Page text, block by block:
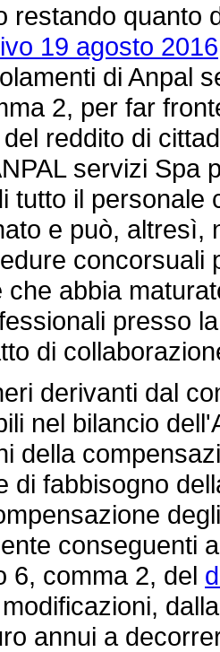
quanto
19 agosto
di Anpal
2, per far
reddito di
servizi Spa
tutto il
e può, altresì,
concorsuali
che abbia
presso
di
derivanti dal
nel bilancio
della
di fabbisogno
conseguenti
6, comma 2, del
annui a